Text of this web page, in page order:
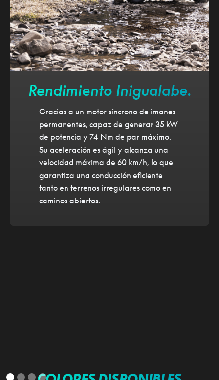
Rendimiento Inigualabe.
Gracias a un motor síncrono de imanes
permanentes, capaz de generar 35 kW
de potencia y 74 Nm de par máximo.
Su aceleración es ágil y alcanza una
velocidad máxima de 60 km/h, lo que
garantiza una conducción eficiente
tanto en terrenos irregulares como en
caminos abiertos.